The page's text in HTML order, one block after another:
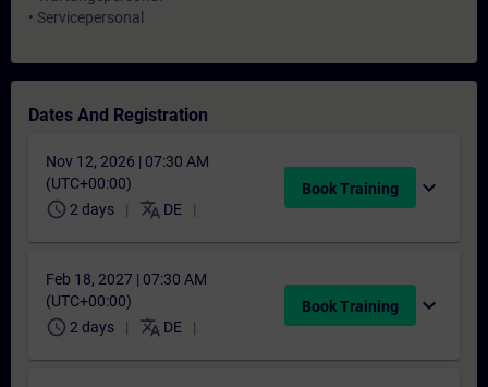
• Servicepersonal
Dates And Registration
Nov 12, 2026 | 07:30 AM
(UTC+00:00)
schedule 2 days translate DE
Book Training expand_more
Feb 18, 2027 | 07:30 AM
(UTC+00:00)
schedule 2 days translate DE
Book Training expand_more